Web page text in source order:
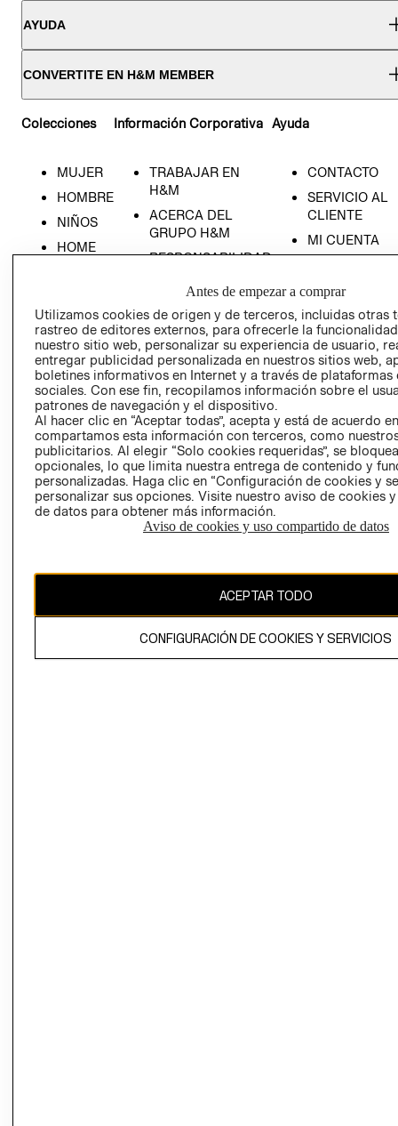
AYUDA
CONVERTITE EN H&M MEMBER
Colecciones
MUJER
HOMBRE
NIÑOS
HOME
Información Corporativa
TRABAJAR EN
H&M
ACERCA DEL
GRUPO H&M
RESPONSABILIDAD
PRENSA
RELACIÓN CON
INVERSIONISTAS
POLÍTICA
EMPRESARIAL
Ayuda
CONTACTO
SERVICIO AL
CLIENTE
MI CUENTA
- RETIRO EN
TIENDA
TÉRMINOS Y
CONDICIONES
PRIVACIDAD
GIFT CARD
AVISO DE
COOKIES
Uruguay ($U)
Antes de empezar a comprar
Utilizamos cookies de origen y de terceros, incluidas otras
rastreo de editores externos, para ofrecerle la
nuestro sitio web, personalizar su experiencia de usuario,
entregar publicidad personalizada en nuestros sitios web,
boletines informativos en Internet y a través de plataformas
sociales. Con ese fin, recopilamos información sobre el
patrones de navegación y el dispositivo.
Al hacer clic en “Aceptar todas”, acepta y está de acuerdo
compartamos esta información con terceros, como
publicitarios. Al elegir “Solo cookies requeridas”, se
opcionales, lo que limita nuestra entrega de contenido y
personalizadas. Haga clic en “Configuración de cookies y
personalizar sus opciones. Visite nuestro aviso de cookies
de datos para obtener más información.
Aviso de cookies y uso compartido de datos
ACEPTAR TODO
CONFIGURACIÓN DE COOKIES Y SERVICIOS